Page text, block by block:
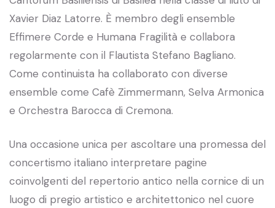
Xavier Diaz Latorre. È membro degli ensemble
Effimere Corde e Humana Fragilità e collabora
regolarmente con il Flautista Stefano Bagliano.
Come continuista ha collaborato con diverse
ensemble come Cafè Zimmermann, Selva Armonica
e Orchestra Barocca di Cremona.
Una occasione unica per ascoltare una promessa del
concertismo italiano interpretare pagine
coinvolgenti del repertorio antico nella cornice di un
luogo di pregio artistico e architettonico nel cuore